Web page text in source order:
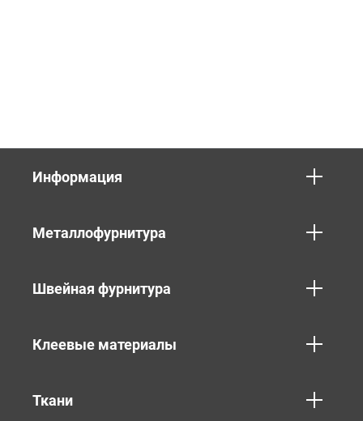
Информация
Металлофурнитура
Швейная фурнитура
Клеевые материалы
Ткани